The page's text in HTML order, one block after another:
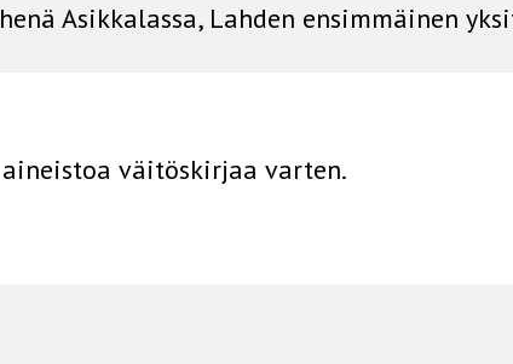
Asikkalassa, Lahden ensimmäinen
aineistoa väitöskirjaa varten.